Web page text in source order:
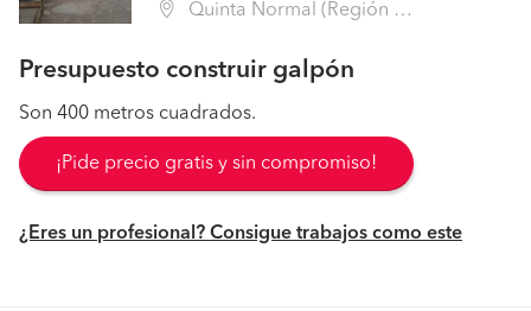
Quinta Normal (Región Metropolitana - Santiago)
Presupuesto construir galpón
Son 400 metros cuadrados.
¡Pide precio gratis y sin compromiso!
¿Eres un profesional? Consigue trabajos como este